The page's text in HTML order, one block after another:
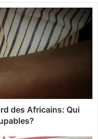
din est
des Africains: Qui